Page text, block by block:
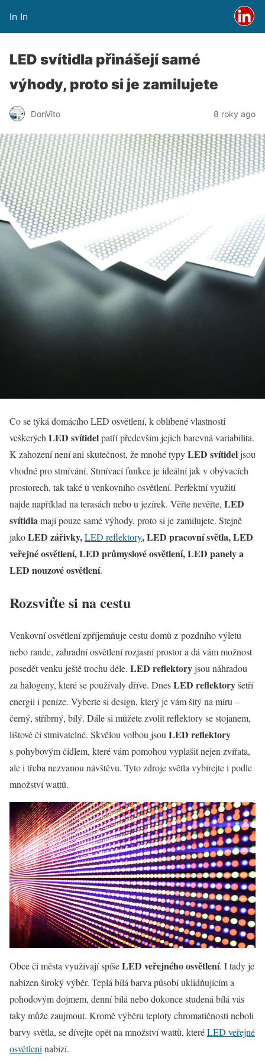
In In
LED svítidla přinášejí samé
výhody, proto si je zamilujete
DonVito 8 roky ago
Co se týká domácího LED osvětlení, k oblíbené vlastnosti
veškerých LED svítidelpatří především jejich barevná variabilita.
K zahození není ani skutečnost, že mnohé typyLED svítideljsou
vhodné pro stmívání. Stmívací funkce je ideální jak v obývacích
prostorech, tak také u venkovního osvětlení. Perfektní využití
najde například na terasách nebo u jezírek. Věřte nevěřte, LED
svítidlamají pouze samé výhody, proto si je zamilujete. Stejně
jakoLED zářivky,LED reflektory, LED pracovní světla, LED
veřejné osvětlení, LED průmyslové osvětlení, LED panely a
LED nouzové osvětlení.
Rozsviťte si na cestu
Venkovní osvětlení zpříjemňuje cestu domů z pozdního výletu
nebo rande, zahradní osvětlení rozjasní prostor a dá vám možnost
posedět venku ještě trochu déle. LED reflektoryjsou náhradou
za halogeny, které se používaly dříve. DnesLED reflektoryšetří
energii i peníze. Vyberte si design, který je vám šitý na míru –
černý, stříbrný, bílý. Dále si můžete zvolit reflektory se stojanem,
lištové či stmívatelné. Skvělou volbou jsou LED reflektory
s pohybovým čidlem, které vám pomohou vyplašit nejen zvířata,
ale i třeba nezvanou návštěvu. Tyto zdroje světla vybírejte i podle
množství wattů.
Obce či města využívají spíšeLED veřejného osvětlení. I tady je
nabízen široký výběr. Teplá bílá barva působí uklidňujícím a
pohodovým dojmem, denní bílá nebo dokonce studená bílá vás
taky může zaujmout. Kromě výběru teploty chromatičnosti neboli
barvy světla, se dívejte opět na množství wattů, kteréLED veřejné
osvětlenínabízí.